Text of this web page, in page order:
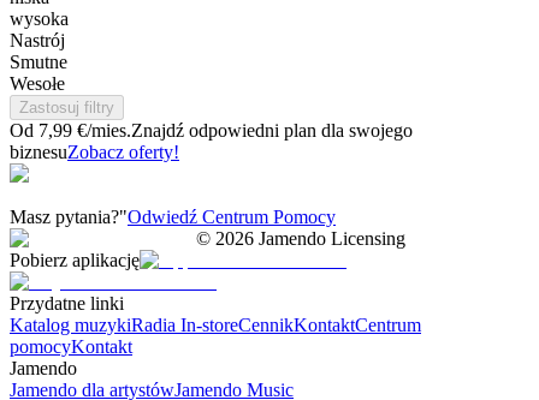
wysoka
Nastrój
Smutne
Wesołe
Zastosuj filtry
Od 7,99 €/mies.Znajdź odpowiedni plan dla swojego
biznesuZobacz oferty!
Masz pytania?"Odwiedź Centrum Pomocy
© 2026 Jamendo Licensing
Pobierz aplikację
Przydatne linki
Katalog muzykiRadia In-storeCennikKontaktCentrum
pomocyKontakt
Jamendo
Jamendo dla artystówJamendo Music